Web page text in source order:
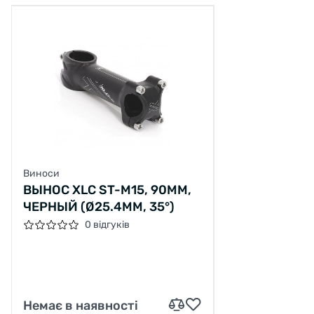
XLC 3D forged- это технология ковки,
которая, в частности, гарантирует высокую
стойкость материала. Этот метод позволяет
производить высококачественные детали и
Виноси
ВЫНОС XLC ST-M15, 90ММ,
ЧЕРНЫЙ (Ø25.4ММ, 35°)
0 відгуків
Немає в наявності